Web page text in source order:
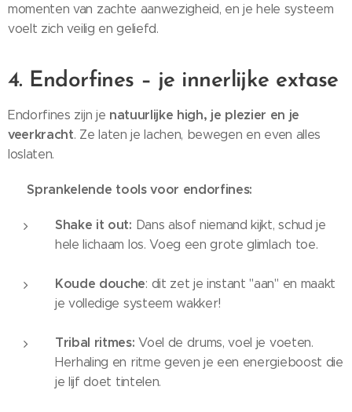
momenten van zachte aanwezigheid, en je hele systeem
voelt zich veilig en geliefd.
4. Endorfines – je innerlijke extase
Endorfines zijn je natuurlijke high, je plezier en je
veerkracht. Ze laten je lachen, bewegen en even alles
loslaten.
Sprankelende tools voor endorfines:
Shake it out: Dans alsof niemand kijkt, schud je
hele lichaam los. Voeg een grote glimlach toe.
Koude douche: dit zet je instant "aan" en maakt
je volledige systeem wakker!
Tribal ritmes: Voel de drums, voel je voeten.
Herhaling en ritme geven je een energieboost die
je lijf doet tintelen.